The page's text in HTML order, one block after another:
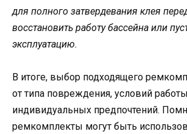
для полного затвердевания клея
восстановить работу бассейна или
эксплуатацию.
В итоге, выбор подходящего
от типа повреждения, условий
индивидуальных предпочтений.
ремкомплекты могут быть